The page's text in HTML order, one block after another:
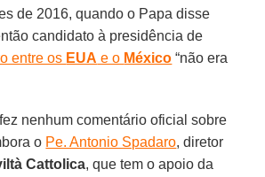
de 2016, quando o Papa disse
candidato à presidência de
entre os EUA e o México “não era
nenhum comentário oficial sobre
o Pe. Antonio Spadaro, diretor
Cattolica, que tem o apoio da